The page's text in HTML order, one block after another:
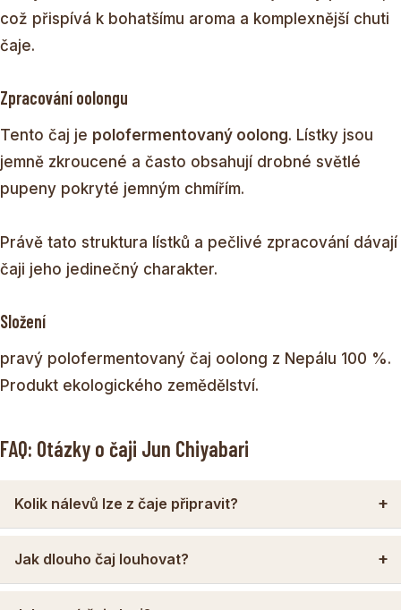
což přispívá k bohatšímu aroma a komplexnější chuti
čaje.
Zpracování oolongu
Tento čaj je polofermentovaný oolong. Lístky jsou
jemně zkroucené a často obsahují drobné světlé
pupeny pokryté jemným chmířím.
Právě tato struktura lístků a pečlivé zpracování dávají
čaji jeho jedinečný charakter.
Složení
pravý polofermentovaný čaj oolong z Nepálu 100 %.
Produkt ekologického zemědělství.
FAQ: Otázky o čaji Jun Chiyabari
Kolik nálevů lze z čaje připravit?
Jak dlouho čaj louhovat?